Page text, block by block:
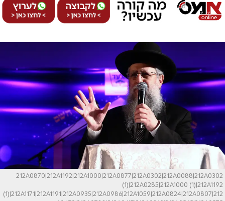
212A0870|212A1192|212A1000|212A0877|212A0302|212A0088|212A0302
(1)|212A0285|212A1000 (1)|212A1192
(1)|212A1171|212A1191|212A0935|212A0986|212A1059|212A0824|212A0807|212